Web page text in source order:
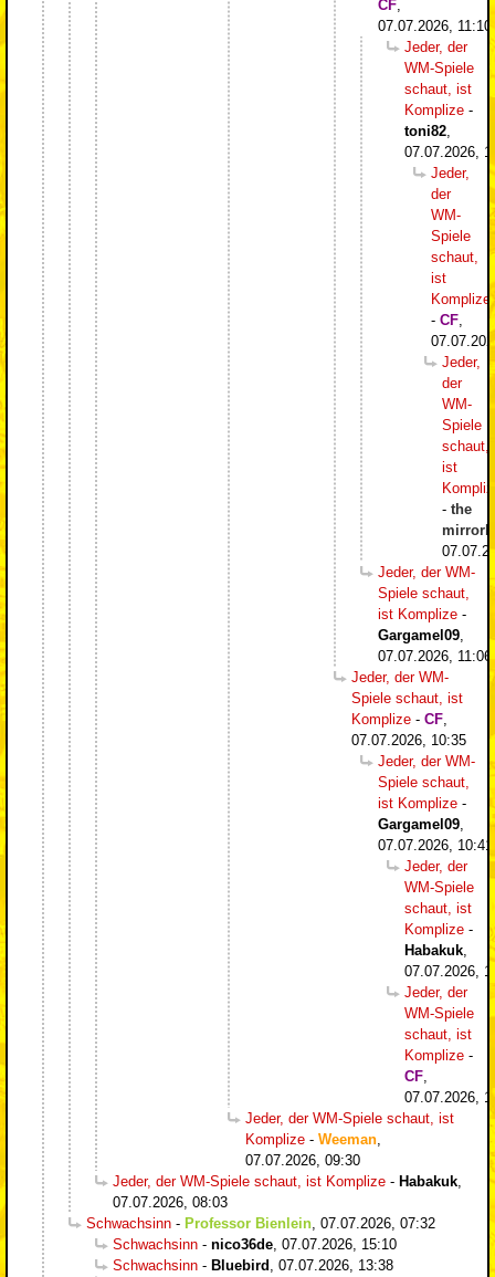
CF,
07.07.2026, 11:10
Jeder, der
WM-Spiele
schaut, ist
Komplize -
toni82,
07.07.2026,
Jeder,
der
WM-
Spiele
schaut,
ist
Komplize
- CF,
Jeder,
der
WM-
Spiele
schaut,
ist
- the
Jeder, der WM-
Spiele schaut,
ist Komplize -
Gargamel09,
07.07.2026, 11:06
Jeder, der WM-
Spiele schaut, ist
Komplize - CF,
07.07.2026, 10:35
Jeder, der WM-
Spiele schaut,
ist Komplize -
Gargamel09,
07.07.2026, 10:41
Jeder, der
WM-Spiele
schaut, ist
Komplize -
Habakuk,
07.07.2026,
Jeder, der
WM-Spiele
schaut, ist
Komplize -
CF,
07.07.2026,
Jeder, der WM-Spiele schaut, ist
Komplize - Weeman,
07.07.2026, 09:30
Jeder, der WM-Spiele schaut, ist Komplize - Habakuk,
07.07.2026, 08:03
Schwachsinn - Professor Bienlein, 07.07.2026, 07:32
Schwachsinn - nico36de, 07.07.2026, 15:10
Schwachsinn - Bluebird , 07.07.2026, 13:38